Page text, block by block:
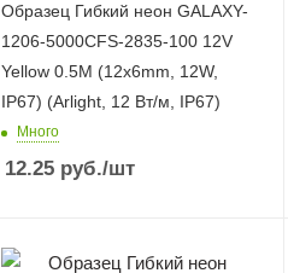
Образец Гибкий неон GALAXY-
1206-5000CFS-2835-100 12V
Yellow 0.5M (12x6mm, 12W,
IP67) (Arlight, 12 Вт/м, IP67)
Много
12.25руб./шт